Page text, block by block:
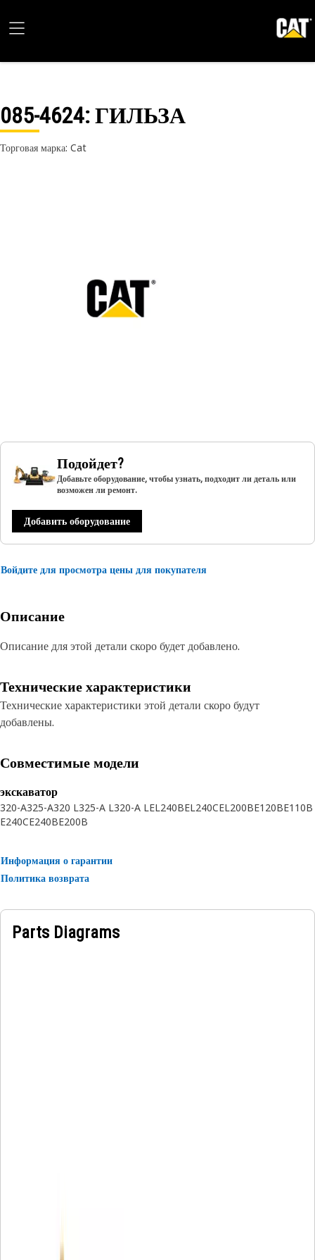
085-4624: ГИЛЬЗА
Торговая марка: Cat
Подойдет?
Добавьте оборудование, чтобы узнать, подходит ли деталь или
возможен ли ремонт.
Добавить оборудование
Войдите для просмотра цены для покупателя
Описание
Описание для этой детали скоро будет добавлено.
Технические характеристики
Технические характеристики этой детали скоро будут
добавлены.
Совместимые модели
экскаватор
320-A325-A320 L325-A L320-A LEL240BEL240CEL200BE120BE110B
E240CE240BE200B
Информация о гарантии
Политика возврата
Parts Diagrams